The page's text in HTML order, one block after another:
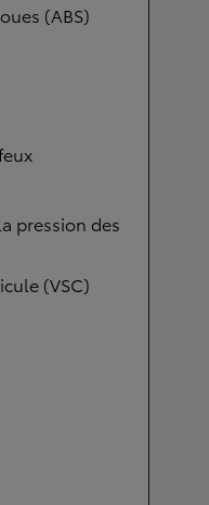
(ABS)
pression des
(VSC)